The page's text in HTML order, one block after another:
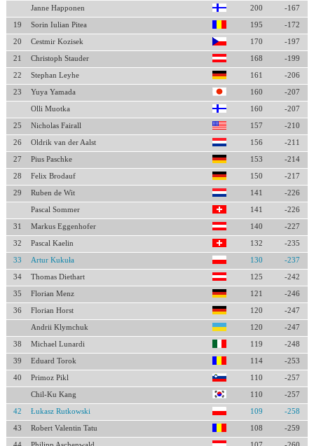
Janne Happonen 200 -167
19 Sorin Iulian Pitea 195 -172
20 Cestmir Kozisek 170 -197
21 Christoph Stauder 168 -199
22 Stephan Leyhe 161 -206
23 Yuya Yamada 160 -207
Olli Muotka 160 -207
25 Nicholas Fairall 157 -210
26 Oldrik van der Aalst 156 -211
27 Pius Paschke 153 -214
28 Felix Brodauf 150 -217
29 Ruben de Wit 141 -226
Pascal Sommer 141 -226
31 Markus Eggenhofer 140 -227
32 Pascal Kaelin 132 -235
33 Artur Kukuła 130 -237
34 Thomas Diethart 125 -242
35 Florian Menz 121 -246
36 Florian Horst 120 -247
Andrii Klymchuk 120 -247
38 Michael Lunardi 119 -248
39 Eduard Torok 114 -253
40 Primoz Pikl 110 -257
Chil-Ku Kang 110 -257
42 Łukasz Rutkowski 109 -258
43 Robert Valentin Tatu 108 -259